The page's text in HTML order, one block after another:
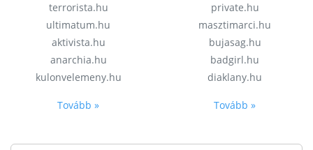
terrorista.hu
ultimatum.hu
aktivista.hu
anarchia.hu
kulonvelemeny.hu
Tovább »
private.hu
masztimarci.hu
bujasag.hu
badgirl.hu
diaklany.hu
Tovább »